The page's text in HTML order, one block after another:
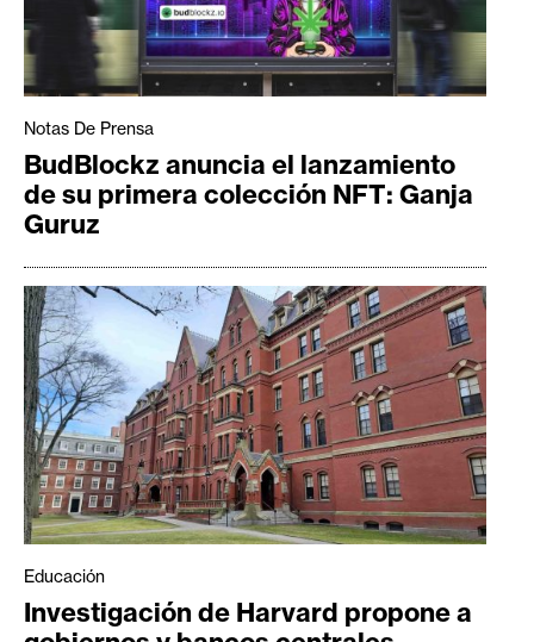
Notas De Prensa
BudBlockz anuncia el lanzamiento
de su primera colección NFT: Ganja
Guruz
Educación
Investigación de Harvard propone a